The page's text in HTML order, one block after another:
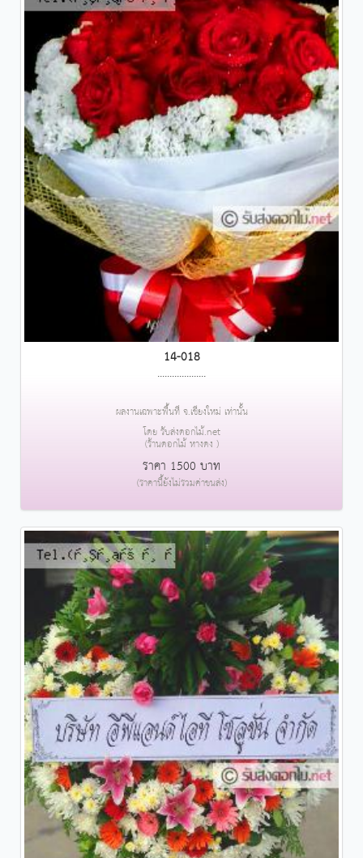
14-018
....................
ผลงานเฉพาะพื้นที่ จ.เชียงใหม่ เท่านั้น
โดย รับส่งดอกไม้.net
(ร้านดอกไม้ หางดง )
ราคา 1500 บาท
(ราคานี้ยังไม่รวมค่าขนส่ง)